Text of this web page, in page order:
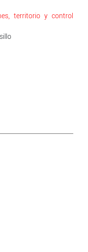
territorio y control